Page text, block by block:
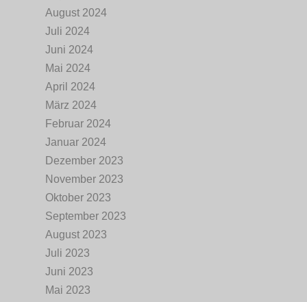
August 2024
Juli 2024
Juni 2024
Mai 2024
April 2024
März 2024
Februar 2024
Januar 2024
Dezember 2023
November 2023
Oktober 2023
September 2023
August 2023
Juli 2023
Juni 2023
Mai 2023